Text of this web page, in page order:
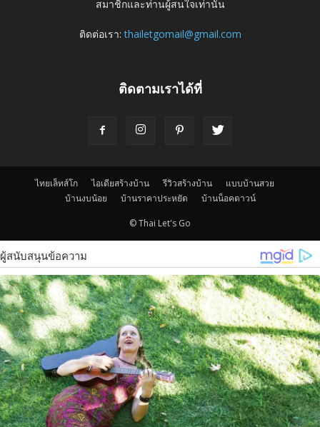
สมาชิกและท่านผู้สนใจเท่านั้น
ติดต่อเรา:thailetgomail@gmail.com
ติดตามเราได้ที่
ไทยเล็ทส์โก ไอเดียสร้างบ้าน รีวิวสร้างบ้าน
แบบบ้านสวย
บ้านงบน้อย
บ้านราคาประหยัด บ้านน็อคดาวน์
© Thai Let's Go